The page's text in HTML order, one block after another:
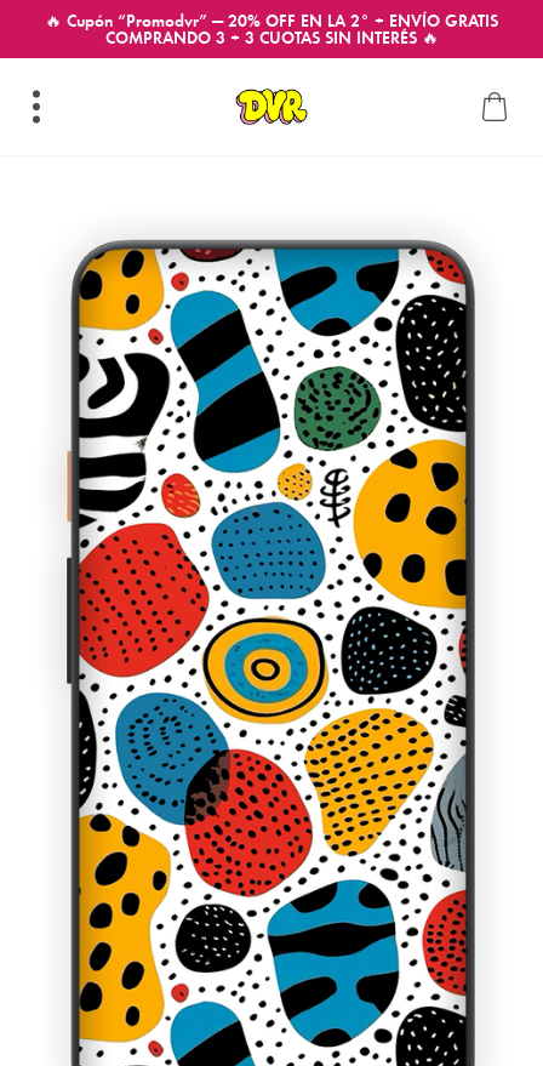
🔥 Cupón “Promodvr” — 20% OFF EN LA 2° + ENVÍO GRATIS
COMPRANDO 3 + 3 CUOTAS SIN INTERÉS 🔥